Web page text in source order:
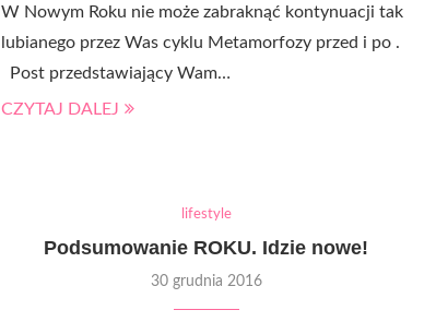
W Nowym Roku nie może zabraknąć kontynuacji tak
lubianego przez Was cyklu Metamorfozy przed i po .
Post przedstawiający Wam…
CZYTAJ DALEJ
lifestyle
Podsumowanie ROKU. Idzie nowe!
30 grudnia 2016